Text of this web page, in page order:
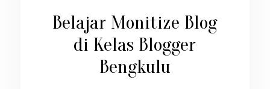
Belajar Monitize Blog
di Kelas Blogger
Bengkulu